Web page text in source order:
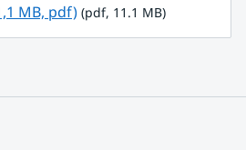
MB, pdf)pdf, 11.1 MB.
(pdf, 11.1 MB)